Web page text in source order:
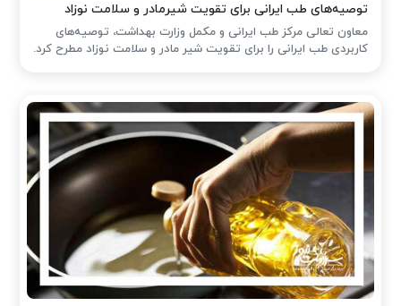
توصیه‌های طب ایرانی برای تقویت شیرمادر و سلامت نوزاد
معاون تعالی مرکز طب ایرانی و مکمل وزارت بهداشت، توصیه‌های
کاربردی طب ایرانی را برای تقویت شیر مادر و سلامت نوزاد مطرح کرد.